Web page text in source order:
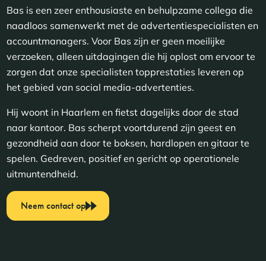
Bas is een zeer enthousiaste en behulpzame collega die
naadloos samenwerkt met de advertentiespecialisten en
accountmanagers. Voor Bas zijn er geen moeilijke
verzoeken, alleen uitdagingen die hij oplost om ervoor te
zorgen dat onze specialisten topprestaties leveren op
het gebied van social media-advertenties.
Hij woont in Haarlem en fietst dagelijks door de stad
naar kantoor. Bas scherpt voortdurend zijn geest en
gezondheid aan door te boksen, hardlopen en gitaar te
spelen. Gedreven, positief en gericht op operationele
uitmuntendheid.
Neem contact op